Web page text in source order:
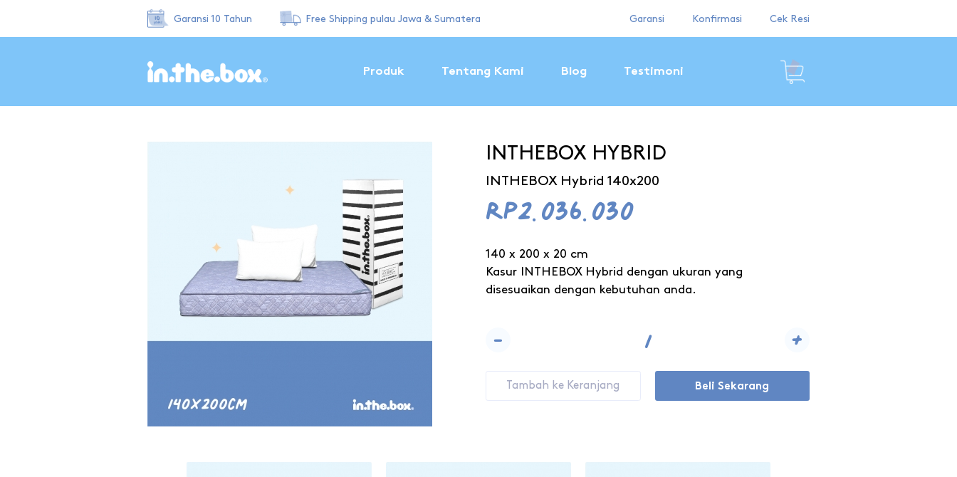
Garansi 10 Tahun Free Shipping pulau Jawa & Sumatera Garansi Konfirmasi Cek Resi
Produk Tentang Kami Blog Testimoni
INTHEBOX HYBRID
INTHEBOX Hybrid 140x200
Rp2.036.030
140 x 200 x 20 cm
Kasur INTHEBOX Hybrid dengan ukuran yang
disesuaikan dengan kebutuhan anda.
- +
Tambah ke Keranjang Beli Sekarang